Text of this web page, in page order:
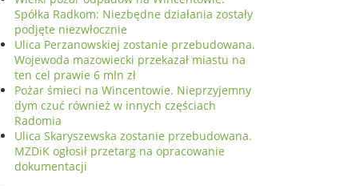
Spółka Radkom: Niezbędne działania zostały
podjęte niezwłocznie
Ulica Perzanowskiej zostanie przebudowana.
Wojewoda mazowiecki przekazał miastu na
ten cel prawie 6 mln zł
Pożar śmieci na Wincentowie. Nieprzyjemny
dym czuć również w innych częściach
Radomia
Ulica Skaryszewska zostanie przebudowana.
MZDiK ogłosił przetarg na opracowanie
dokumentacji